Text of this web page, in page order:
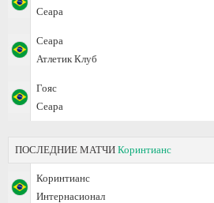
Сеара
Сеара
Атлетик Клуб
Гояс
Сеара
ПОСЛЕДНИЕ МАТЧИ Коринтианс
Коринтианс
Интернасионал